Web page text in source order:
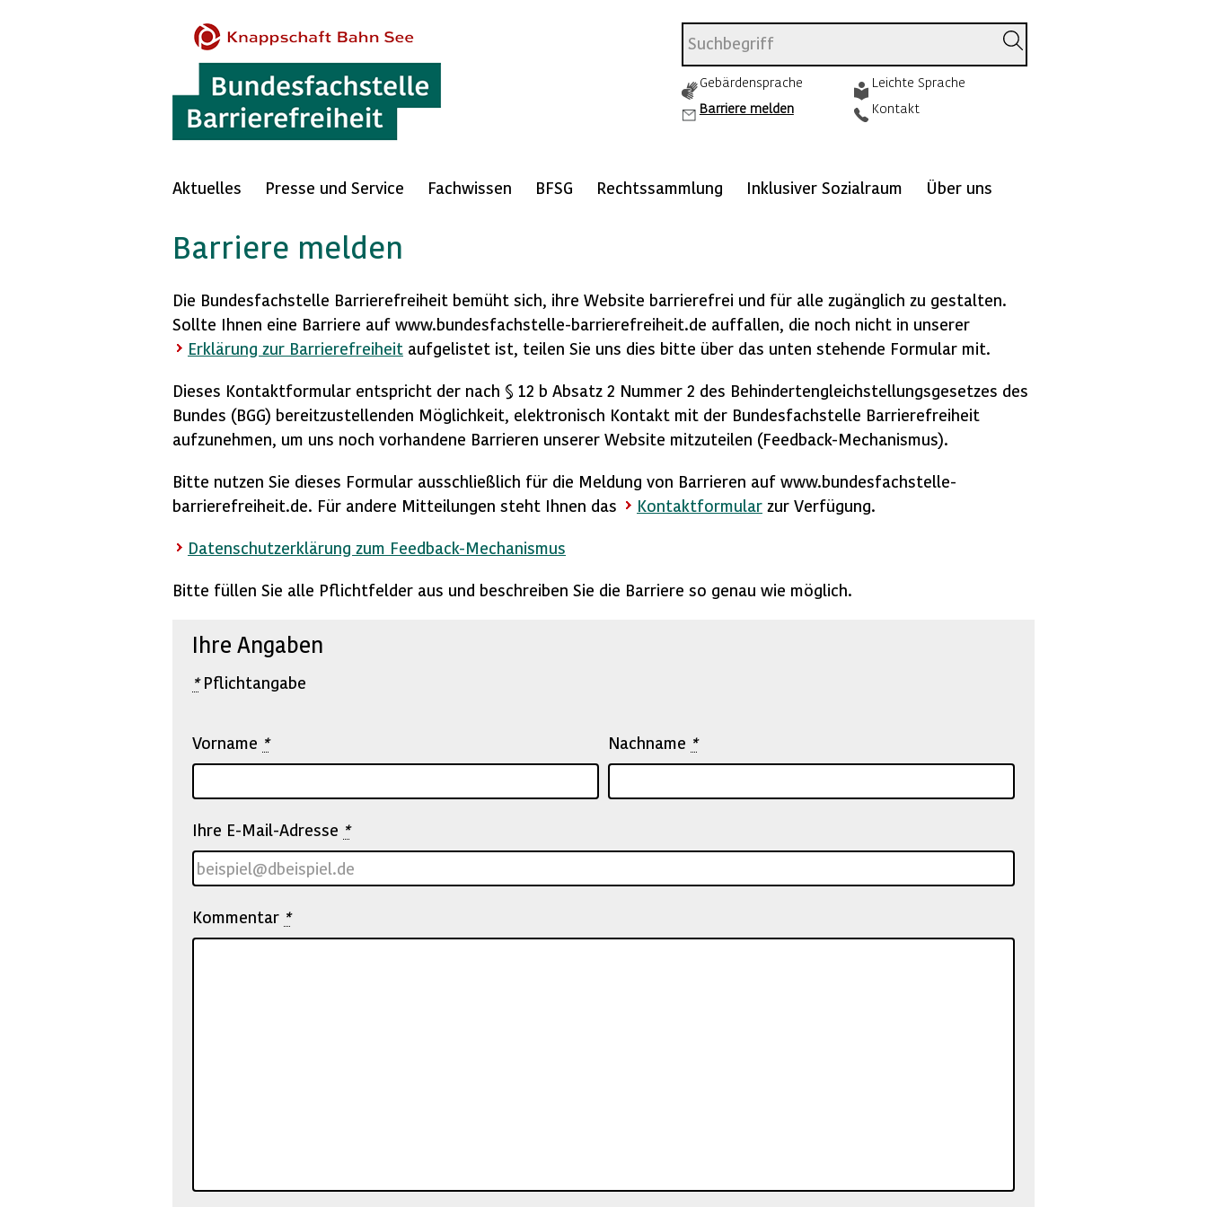
Gebärdensprache
Leichte Sprache
Barriere melden
Kontakt
Aktuelles Presse und Service Fachwissen BFSG Rechtssammlung Inklusiver Sozialraum Über uns
Barriere melden
Die Bundesfachstelle Barrierefreiheit bemüht sich, ihre Website barrierefrei und für alle zugänglich zu gestalten.
Sollte Ihnen eine Barriere auf www.bundesfachstelle-barrierefreiheit.de auffallen, die noch nicht in unserer
Erklärung zur Barrierefreiheit aufgelistet ist, teilen Sie uns dies bitte über das unten stehende Formular mit.
Dieses Kontaktformular entspricht der nach § 12 b Absatz 2 Nummer 2 des Behindertengleichstellungsgesetzes des
Bundes (BGG) bereitzustellenden Möglichkeit, elektronisch Kontakt mit der Bundesfachstelle Barrierefreiheit
aufzunehmen, um uns noch vorhandene Barrieren unserer Website mitzuteilen (Feedback-Mechanismus).
Bitte nutzen Sie dieses Formular ausschließlich für die Meldung von Barrieren auf www.bundesfachstelle-
barrierefreiheit.de. Für andere Mitteilungen steht Ihnen das
Kontaktformular zur Verfügung.
Datenschutzerklärung zum Feedback-Mechanismus
Bitte füllen Sie alle Pflichtfelder aus und beschreiben Sie die Barriere so genau wie möglich.
Ihre Angaben
*Pflichtangabe
Vorname * Nachname *
Ihre E-Mail-Adresse *
Kommentar *